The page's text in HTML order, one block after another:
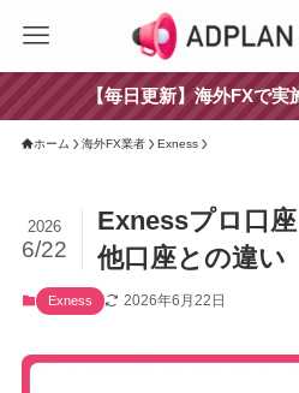
【毎日更新】海外FXで
ホーム 海外FX業者 Exness
Exnessプロ口座
他口座との違い
2026
6/22
Exness 2026年6月22日